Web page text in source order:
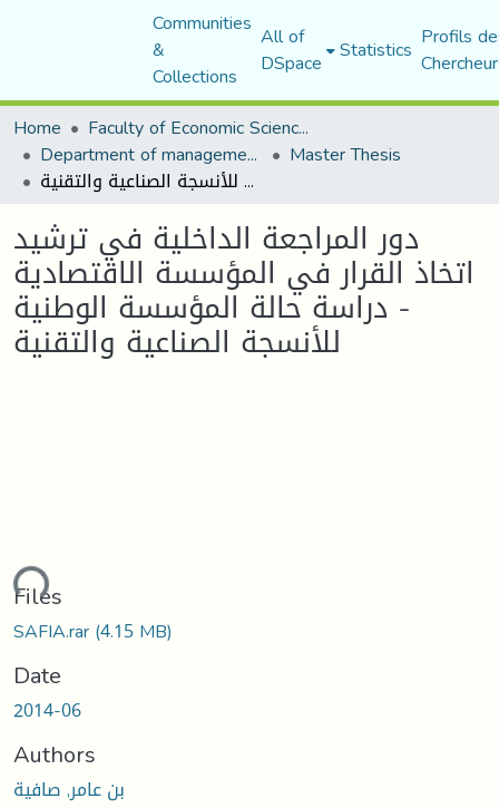
Communities
&
Collections
All of
DSpace Statistics Profils
Home
Faculty of Economic Sciences, Commerce and Management Sciences
Department of management sciences Master Thesis
دور المراجعة الداخلية في ترشيد اتخاذ القرار في المؤسسة الاقتصادية - دراسة حالة المؤسسة الوطنية للأنسجة الصناعية والتقنية
دور المراجعة الداخلية في ترشيد
اتخاذ القرار في المؤسسة الاقتصادية
- دراسة حالة المؤسسة الوطنية
للأنسجة الصناعية والتقنية
Files
SAFIA.rar(4.15 MB)
Date
2014-06
Authors
بن عامر, صافية